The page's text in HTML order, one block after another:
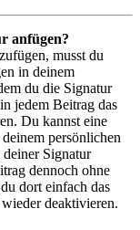
anfügen?
musst du
in deinem
du die Signatur
jedem Beitrag das
Du kannst eine
persönlichen
Signatur
dennoch ohne
dort einfach das
deaktivieren.